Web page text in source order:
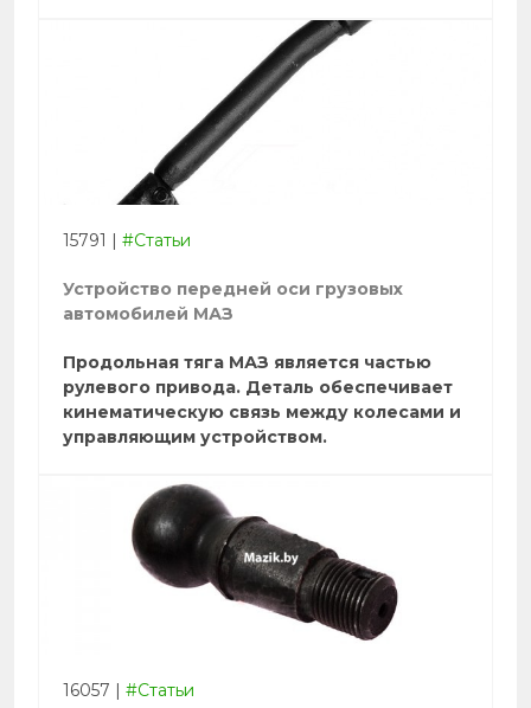
15791 | #Статьи
Устройство передней оси грузовых
автомобилей МАЗ
Продольная тяга МАЗ является частью
рулевого привода. Деталь обеспечивает
кинематическую связь между колесами и
управляющим устройством.
16057 | #Статьи